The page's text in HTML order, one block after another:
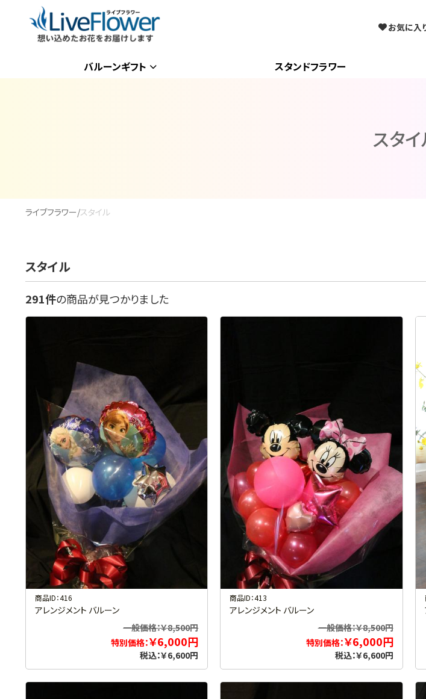
お気に入
バルーンギフト スタンドフラワー
スタ
ライブフラワー/スタイル
スタイル
291件の商品が見つかりました
商品ID：416
アレンジメント バルーン
一般価格：￥8,500円
特別価格：￥6,000円
税込：￥6,600円
商品ID：413
アレンジメント バルーン
一般価格：￥8,500円
特別価格：￥6,000円
税込：￥6,600円